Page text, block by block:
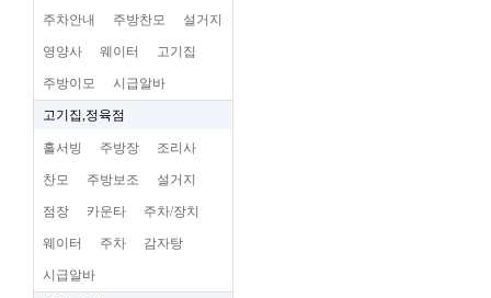
주차안내 주방찬모 설거지
영양사 웨이터 고기집
주방이모 시급알바
고기집,정육점
홀서빙 주방장 조리사
찬모 주방보조 설거지
점장 카운타 주차/장치
웨이터 주차 감자탕
시급알바